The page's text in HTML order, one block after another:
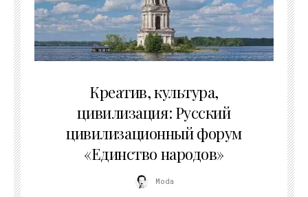
Креатив, культура,
цивилизация: Русский
цивилизационный форум
«Единство народов»
Moda